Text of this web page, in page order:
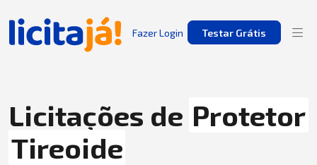
Fazer Login Testar Grátis
Licitações de Protetor
Tireoide